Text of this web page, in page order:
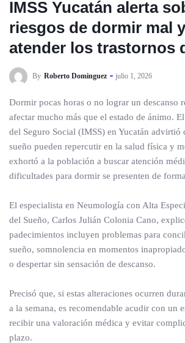
IMSS Yucatán alerta
riesgos de dormir mal
atender los trastornos
By Roberto Dominguez julio 1, 2026
Dormir pocas horas o no lograr un descanso
afectar mucho más que el estado de ánimo.
del Seguro Social (IMSS) en Yucatán advirtió
sueño pueden repercutir en la salud física y
exhortó a la población a buscar atención
dificultades para dormir se presenten de
El especialista en Neumología con Alta
del Sueño, Carlos Julián Colonia Cano,
padecimientos incluyen problemas para
sueño, somnolencia en momentos
o despertar sin sensación de descanso.
Precisó que, si estas alteraciones ocurren
a la semana, es recomendable acudir con un
recibir una valoración médica y evitar
plazo.